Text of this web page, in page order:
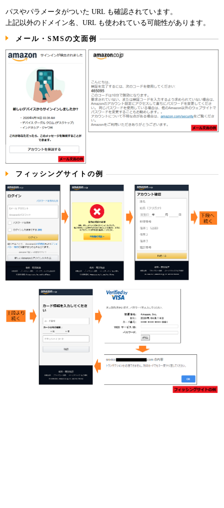
パスやパラメータがついた URL も確認されています。
上記以外のドメイン名、URL も使われている可能性があります。
メール・SMSの文面例
フィッシングサイトの例